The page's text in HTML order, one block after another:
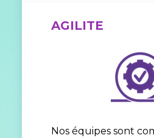
AGILITE
Nos équipes sont